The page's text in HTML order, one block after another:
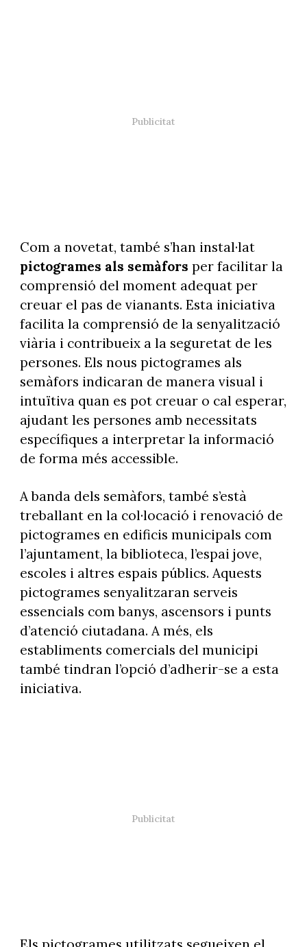
Com a novetat, també s’han instal·lat
pictogrames als semàfors per facilitar la
comprensió del moment adequat per
creuar el pas de vianants. Esta iniciativa
facilita la comprensió de la senyalització
viària i contribueix a la seguretat de les
persones. Els nous pictogrames als
semàfors indicaran de manera visual i
intuïtiva quan es pot creuar o cal esperar,
ajudant les persones amb necessitats
específiques a interpretar la informació
de forma més accessible.
A banda dels semàfors, també s’està
treballant en la col·locació i renovació de
pictogrames en edificis municipals com
l’ajuntament, la biblioteca, l’espai jove,
escoles i altres espais públics. Aquests
pictogrames senyalitzaran serveis
essencials com banys, ascensors i punts
d’atenció ciutadana. A més, els
establiments comercials del municipi
també tindran l’opció d’adherir-se a esta
iniciativa.